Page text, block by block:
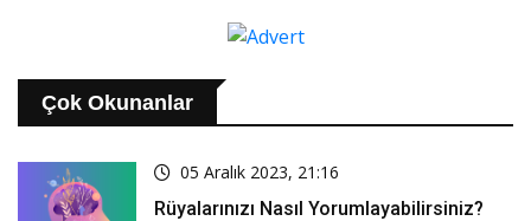
Çok Okunanlar
05 Aralık 2023, 21:16
Rüyalarınızı Nasıl Yorumlayabilirsiniz?